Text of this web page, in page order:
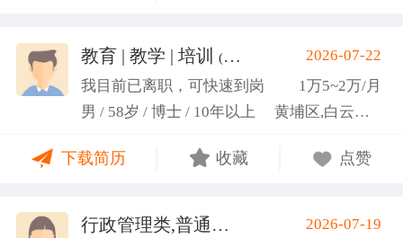
优秀的团队协作与沟通协调能力，责任心强，渴望将
科研严谨性融入实践工作中
教育 | 教学 | 培训 (汤山文)
2026-07-22
我目前已离职，可快速到岗
1万5~2万/月
男 / 58岁 / 博士 / 10年以上
黄埔区,白云区,增城市
下载简历 收藏 点赞
行政管理类,普通教师类 (蓝小艳)2026-07-19